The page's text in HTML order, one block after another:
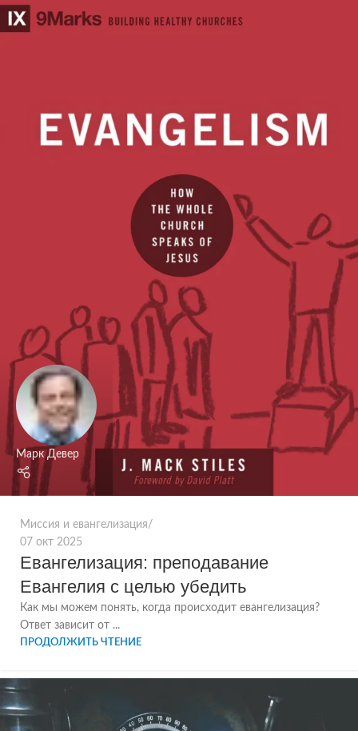
Марк Девер
Миссия и евангелизация
07 окт 2025
Евангелизация: преподавание
Евангелия с целью убедить
Как мы можем понять, когда происходит евангелизация?
Ответ зависит от ...
ПРОДОЛЖИТЬ ЧТЕНИЕ